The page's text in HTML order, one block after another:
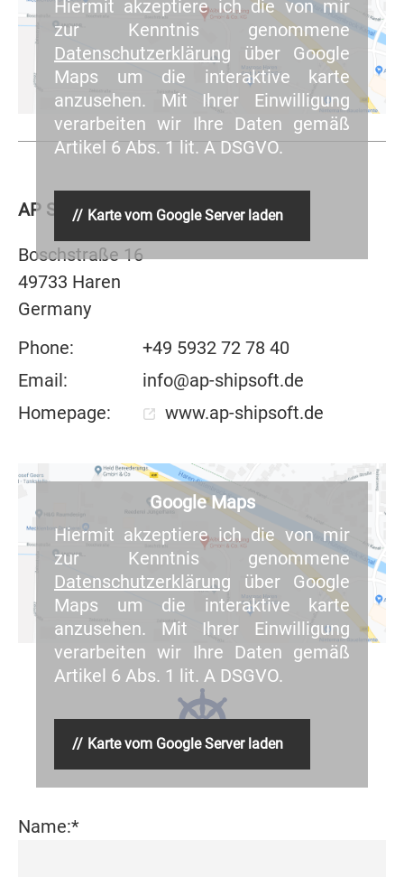
Hiermit akzeptiere ich die von mir
zur Kenntnis genommene
Datenschutzerklärung über Google
Maps um die interaktive karte
anzusehen. Mit Ihrer Einwilligung
verarbeiten wir Ihre Daten gemäß
Artikel 6 Abs. 1 lit. A DSGVO.
Karte vom Google Server laden
AP SHIPSOFT GmbH & Co. KG
Boschstraße 16
49733 Haren
Germany
Phone:
+49 5932 72 78 40
Email:
info@ap-shipsoft.de
Homepage:
www.ap-shipsoft.de
Google Maps
Hiermit akzeptiere ich die von mir
zur Kenntnis genommene
Datenschutzerklärung über Google
Maps um die interaktive karte
anzusehen. Mit Ihrer Einwilligung
verarbeiten wir Ihre Daten gemäß
Artikel 6 Abs. 1 lit. A DSGVO.
Karte vom Google Server laden
Name:*